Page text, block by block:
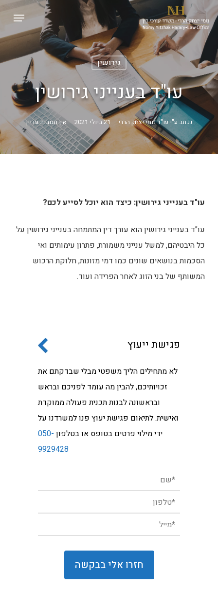
Menu
גירושין
עו"ד בענייני גירושין
נכתב ע"יעו"ד נומי יצחק הררי 21 ביולי 2021 אין תגובות עדיין
עו"ד בענייני גירושין: כיצד הוא יוכל לסייע לכם?
עו"ד בענייני גירושין הוא עורך דין המתמחה בענייני גירושין על
כל היבטיהם, למשל ענייני משמורת, פתרון עימותים ואי
הסכמות בנושאים שונים כמו דמי מזונות, חלוקת הרכוש
המשותף של בני הזוג לאחר הפרידה ועוד.
פגישת ייעוץ
לא מתחילים הליך משפטי מבלי שבדקתם את
זכויותיכם, להבין מה עומד לפניכם ובראש
ובראשונה לבנות תכנית פעולה ממוקדת
ואישית. לתיאום פגישת יעוץ פנו למשרדנו על
ידי מילוי פרטים בטופס או בטלפון 050-
9929428
Close
Menu